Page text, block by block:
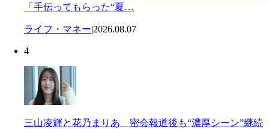
「手伝ってもらった“夏…
ライフ・マネー|2026.08.07
4
三山凌輝と花乃まりあ 密会報道後も“濃厚シーン”継続